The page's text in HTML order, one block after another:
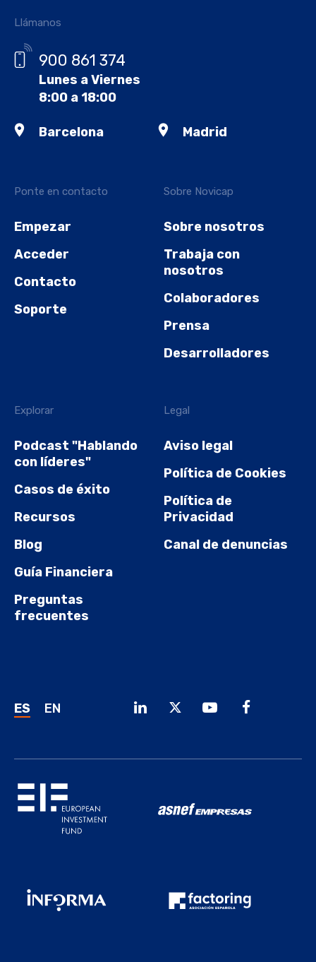
Ponte en contacto
Empezar
Acceder
Contacto
Soporte
Sobre Novicap
Sobre nosotros
Trabaja con
nosotros
Colaboradores
Prensa
Desarrolladores
Explorar
Podcast "Hablando
con líderes"
Casos de éxito
Recursos
Blog
Guía Financiera
Preguntas
frecuentes
Legal
Aviso legal
Política de Cookies
Política de
Privacidad
Canal de denuncias
Llámanos
900 861 374
Lunes a Viernes
8:00 a 18:00
Barcelona Madrid
ES EN